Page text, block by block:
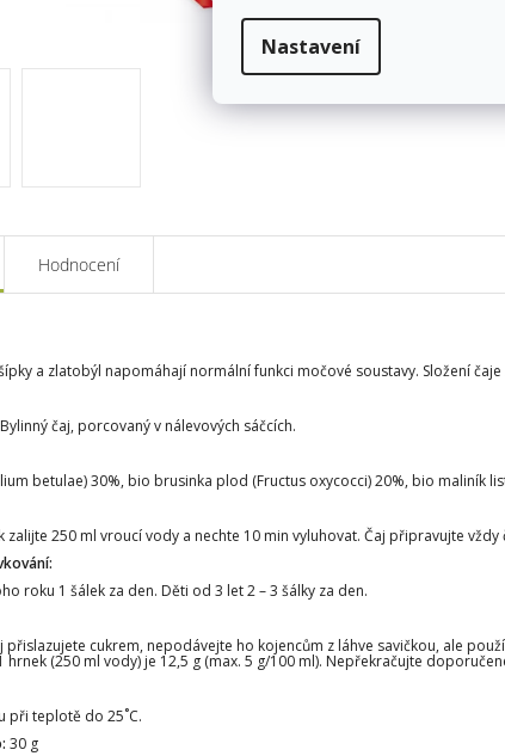
Nastavení
Hodnocení
a zlatobýl napomáhají normální funkci močové soustavy. Složení
čaj, porcovaný v nálevových sáčcích.
betulae) 30%, bio brusinka plod (Fructus oxycocci) 20%, bio maliník
zalijte 250 ml vroucí vody a nechte 10 min vyluhovat. Čaj připravujte
roku 1 šálek za den. Děti od 3 let 2 – 3 šálky za den.
přislazujete cukrem, nepodávejte ho kojencům z láhve savičkou, ale
hrnek (250 ml vody) je 12,5 g (max. 5 g/100 ml). Nepřekračujte
při teplotě do 25˚C.
30 g